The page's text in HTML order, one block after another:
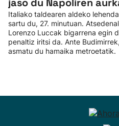
Italiako taldearen aldeko
sartu du, 27. minutuan.
Lorenzo Luccak bigarrena egin
penaltiz iritsi da. Ante
asmatu du hamaika metroetatik.